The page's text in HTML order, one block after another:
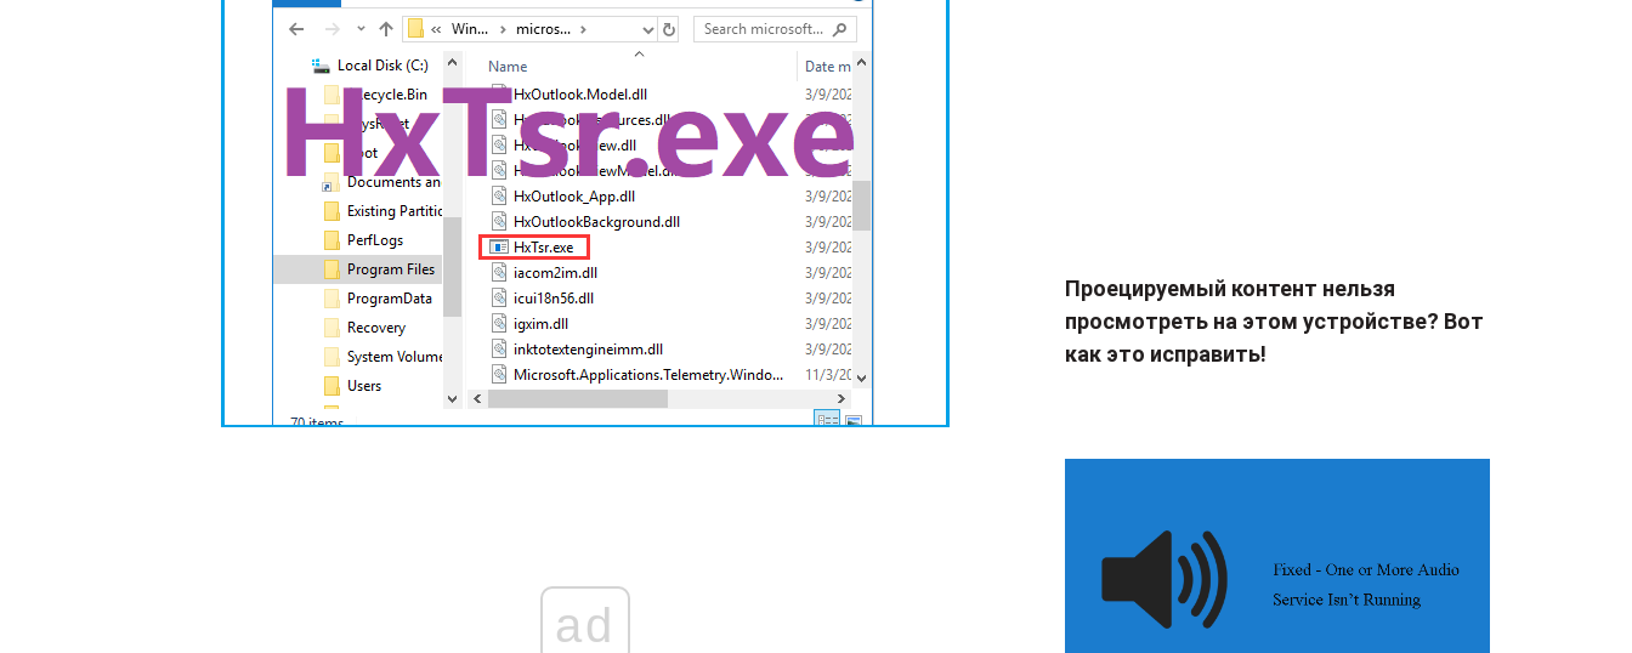
ad
Проецируемый контент нельзя
просмотреть на этом устройстве? Вот
как это исправить!